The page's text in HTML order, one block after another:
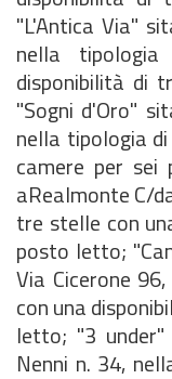
"L'Antica Via"
nella
disponibilità di
"Sogni d'Oro"
nella tipologia
camere per
aRealmonte C/
tre stelle con
posto letto;
Via Cicerone
con una
letto; "3
Nenni n. 34,